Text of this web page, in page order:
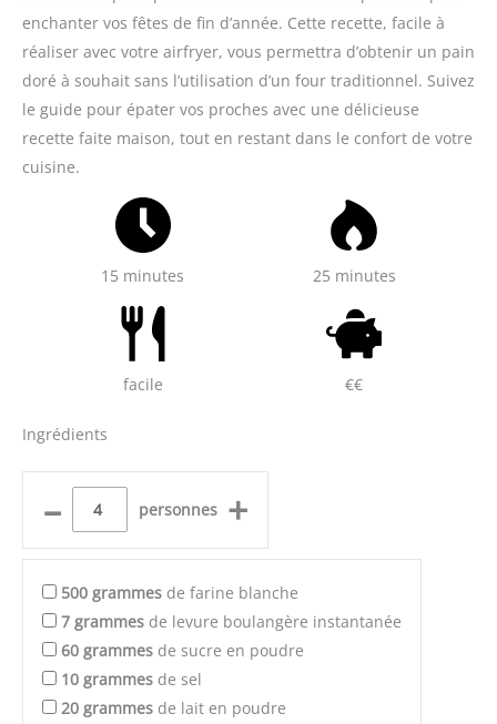
enchanter vos fêtes de fin d’année. Cette recette, facile à
réaliser avec votre airfryer, vous permettra d’obtenir un pain
doré à souhait sans l’utilisation d’un four traditionnel. Suivez
le guide pour épater vos proches avec une délicieuse
recette faite maison, tout en restant dans le confort de votre
cuisine.
15 minutes 25 minutes
facile €€
Ingrédients
– personnes +
500 grammes de farine blanche
7 grammes de levure boulangère instantanée
60 grammes de sucre en poudre
10 grammes de sel
20 grammes de lait en poudre